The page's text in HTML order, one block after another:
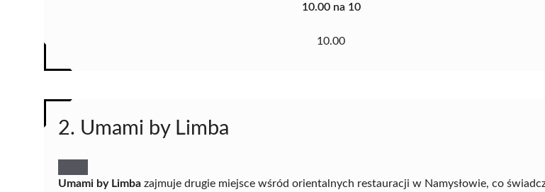
10.00 na 10
10.00
2. Umami by Limba
Umami by Limba zajmuje drugie miejsce wśród orientalnych restauracji w Namysłowie, co